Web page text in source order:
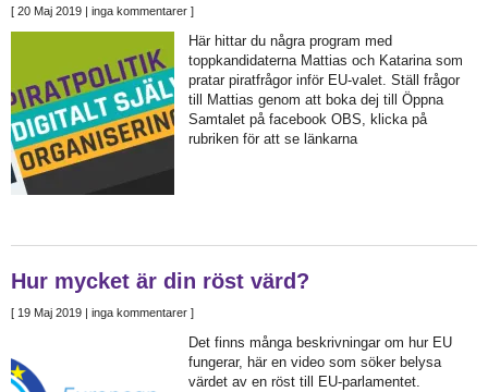
[ 20 Maj 2019 | inga kommentarer ]
Här hittar du några program med
toppkandidaterna Mattias och Katarina som
pratar piratfrågor inför EU-valet. Ställ frågor
till Mattias genom att boka dej till Öppna
Samtalet på facebook OBS, klicka på
rubriken för att se länkarna
Hur mycket är din röst värd?
[ 19 Maj 2019 | inga kommentarer ]
Det finns många beskrivningar om hur EU
fungerar, här en video som söker belysa
värdet av en röst till EU-parlamentet.